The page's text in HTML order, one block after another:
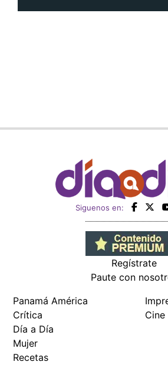
Siguenos en:
Regístrate
Paute con
Panamá América
Crítica
Día a Día
Mujer
Recetas
Cine